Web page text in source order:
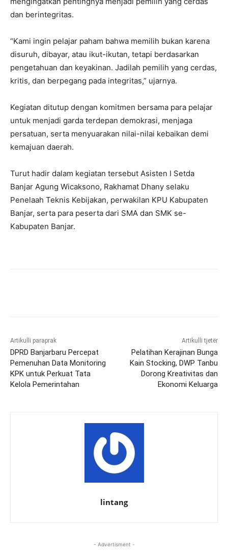
dan berintegritas.
“Kami ingin pelajar paham bahwa memilih bukan karena
disuruh, dibayar, atau ikut-ikutan, tetapi berdasarkan
pengetahuan dan keyakinan. Jadilah pemilih yang cerdas,
kritis, dan berpegang pada integritas,” ujarnya.
Kegiatan ditutup dengan komitmen bersama para pelajar
untuk menjadi garda terdepan demokrasi, menjaga
persatuan, serta menyuarakan nilai-nilai kebaikan demi
kemajuan daerah.
Turut hadir dalam kegiatan tersebut Asisten I Setda
Banjar Agung Wicaksono, Rakhamat Dhany selaku
Penelaah Teknis Kebijakan, perwakilan KPU Kabupaten
Banjar, serta para peserta dari SMA dan SMK se-
Kabupaten Banjar.
Artikulli paraprak
DPRD Banjarbaru Percepat
Pemenuhan Data Monitoring
KPK untuk Perkuat Tata
Kelola Pemerintahan
Artikulli tjetër
Pelatihan Kerajinan Bunga
Kain Stocking, DWP Tanbu
Dorong Kreativitas dan
Ekonomi Keluarga
lintang
- Advertisment -